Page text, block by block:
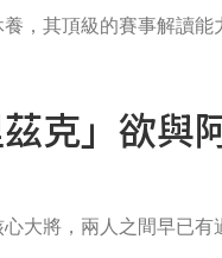
，其頂級的賽事解讀能
克」欲與
大將，兩人之間早已有